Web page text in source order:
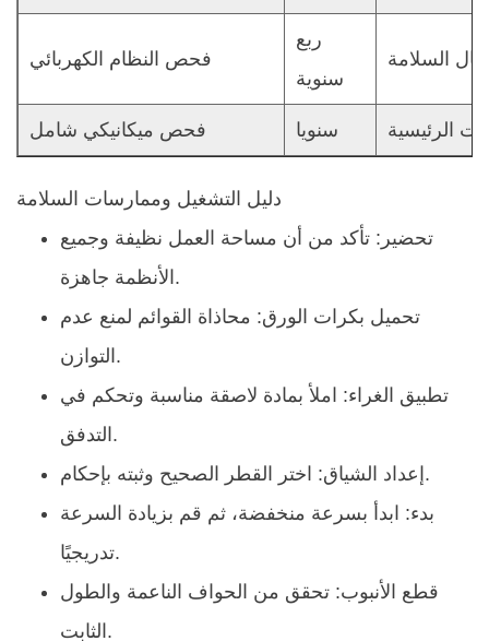
فحص النظام الكهربائي
ربع
سنوية
فحص ميكانيكي شامل سنويا
دليل التشغيل وممارسات السلامة
تحضير: تأكد من أن مساحة العمل نظيفة وجميع
الأنظمة جاهزة.
تحميل بكرات الورق: محاذاة القوائم لمنع عدم
التوازن.
تطبيق الغراء: املأ بمادة لاصقة مناسبة وتحكم في
التدفق.
إعداد الشياق: اختر القطر الصحيح وثبته بإحكام.
بدء: ابدأ بسرعة منخفضة، ثم قم بزيادة السرعة
تدريجيًا.
قطع الأنبوب: تحقق من الحواف الناعمة والطول
الثابت.